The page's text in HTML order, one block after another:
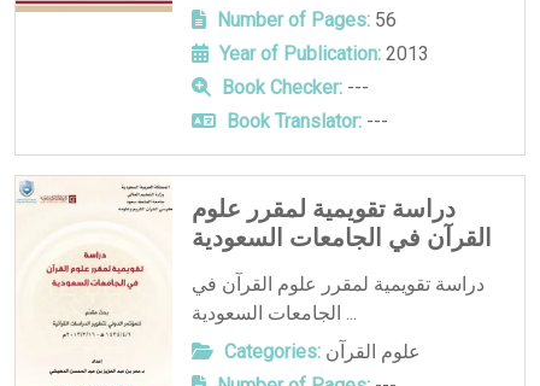
Number of Pages:56
Year of Publication:2013
Book Checker:---
Book Translator:---
دراسة تقويمية لمقرر علوم
القرآن في الجامعات السعودية
دراسة تقويمية لمقرر علوم القرآن في
الجامعات السعودية ...
Categories: علوم القرآن